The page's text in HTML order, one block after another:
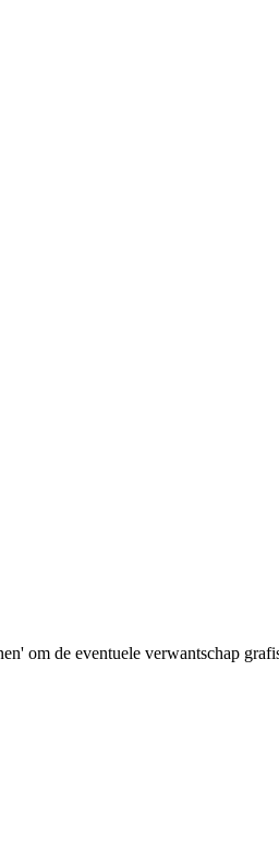
om de eventuele verwantschap